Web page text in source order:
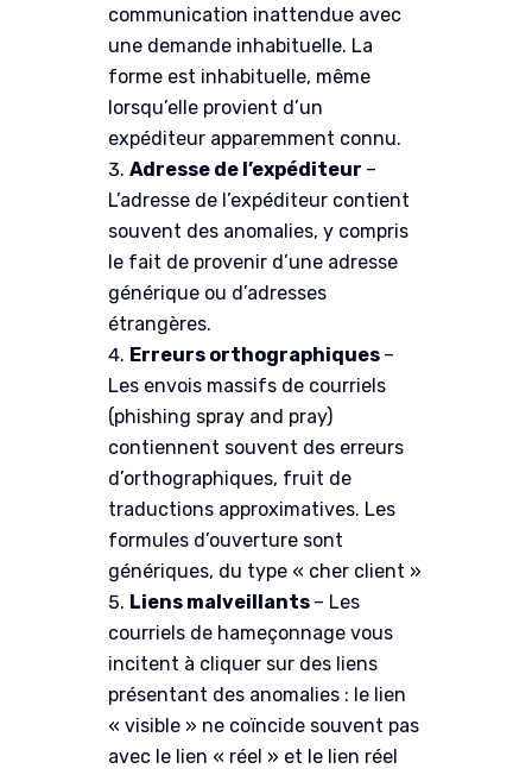
communication inattendue avec
une demande inhabituelle. La
forme est inhabituelle, même
lorsqu’elle provient d’un
expéditeur apparemment connu.
Adresse de l’expéditeur –
L’adresse de l’expéditeur contient
souvent des anomalies, y compris
le fait de provenir d’une adresse
générique ou d’adresses
étrangères.
Erreurs orthographiques –
Les envois massifs de courriels
(phishing spray and pray)
contiennent souvent des erreurs
d’orthographiques, fruit de
traductions approximatives. Les
formules d’ouverture sont
génériques, du type « cher client »
Liens malveillants – Les
courriels de hameçonnage vous
incitent à cliquer sur des liens
présentant des anomalies : le lien
« visible » ne coïncide souvent pas
avec le lien « réel » et le lien réel